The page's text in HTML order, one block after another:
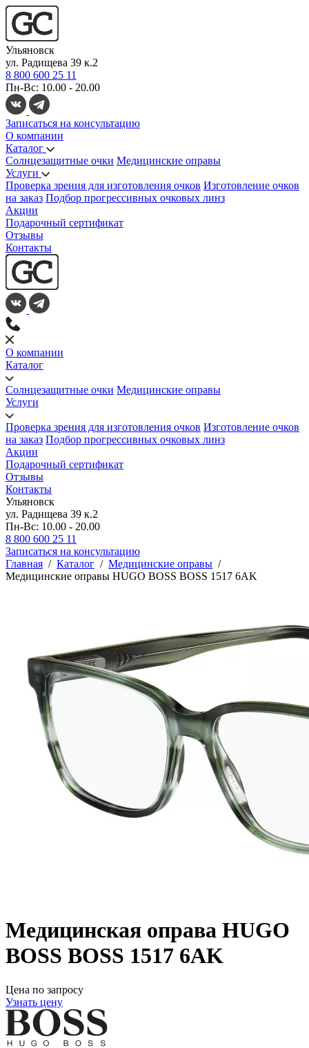
Ульяновск
ул. Радищева 39 к.2
8 800 600 25 11
Пн-Вс: 10.00 - 20.00
Записаться на консультацию
О компании
Каталог
Солнцезащитные очки Медицинские оправы
Услуги
Проверка зрения для изготовления очков Изготовление очков
на заказ Подбор прогрессивных очковых линз
Акции
Подарочный сертификат
Отзывы
Контакты
О компании
Каталог
Солнцезащитные очки Медицинские оправы
Услуги
Проверка зрения для изготовления очков Изготовление очков
на заказ Подбор прогрессивных очковых линз
Акции
Подарочный сертификат
Отзывы
Контакты
Ульяновск
ул. Радищева 39 к.2
Пн-Вс: 10.00 - 20.00
8 800 600 25 11
Записаться на консультацию
Главная / Каталог / Медицинские оправы /
Медицинские оправы HUGO BOSS BOSS 1517 6AK
Медицинская оправа HUGO
BOSS BOSS 1517 6AK
Цена по запросу
Узнать цену